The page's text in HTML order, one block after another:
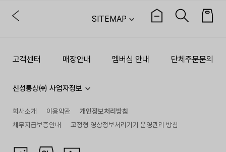
SITEMAP
고객센터 매장안내 멤버십 안내 단체주문문의
신성통상㈜ 사업자정보
회사소개 이용약관
개인정보처리방침
채무지급보증안내
고정형 영상정보처리기기 운영관리 방침